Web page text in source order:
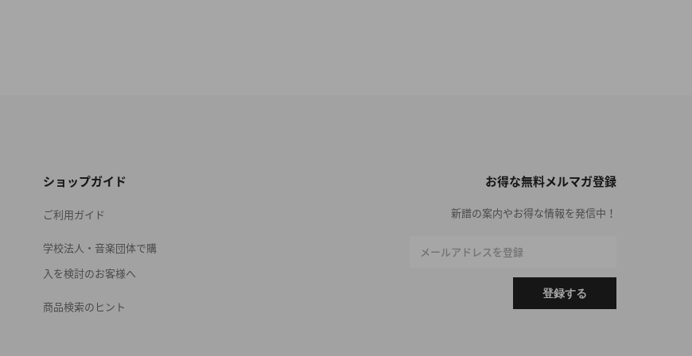
ショップガイド
ご利用ガイド
学校法人・音楽団体で購
入を検討のお客様へ
商品検索のヒント
お得な無料メルマガ登録
新譜の案内やお得な情報を発信中！
メールアドレスを登録
登録する